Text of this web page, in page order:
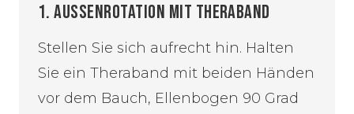
1. AUSSENROTATION MIT THERABAND
Stellen Sie sich aufrecht hin. Halten
Sie ein Theraband mit beiden Händen
vor dem Bauch, Ellenbogen 90 Grad